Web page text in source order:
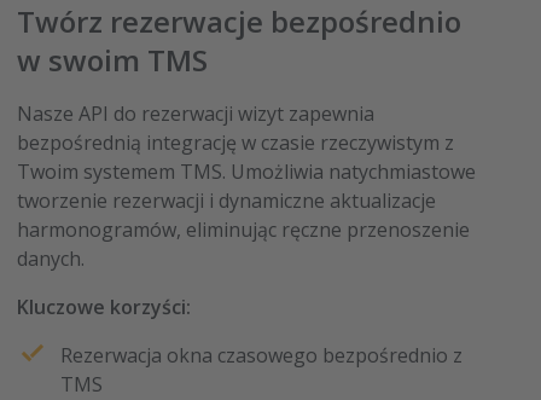
Twórz rezerwacje bezpośrednio
w swoim TMS
Nasze API do rezerwacji wizyt zapewnia
bezpośrednią integrację w czasie rzeczywistym z
Twoim systemem TMS. Umożliwia natychmiastowe
tworzenie rezerwacji i dynamiczne aktualizacje
harmonogramów, eliminując ręczne przenoszenie
danych.
Kluczowe korzyści:
Rezerwacja okna czasowego bezpośrednio z
TMS